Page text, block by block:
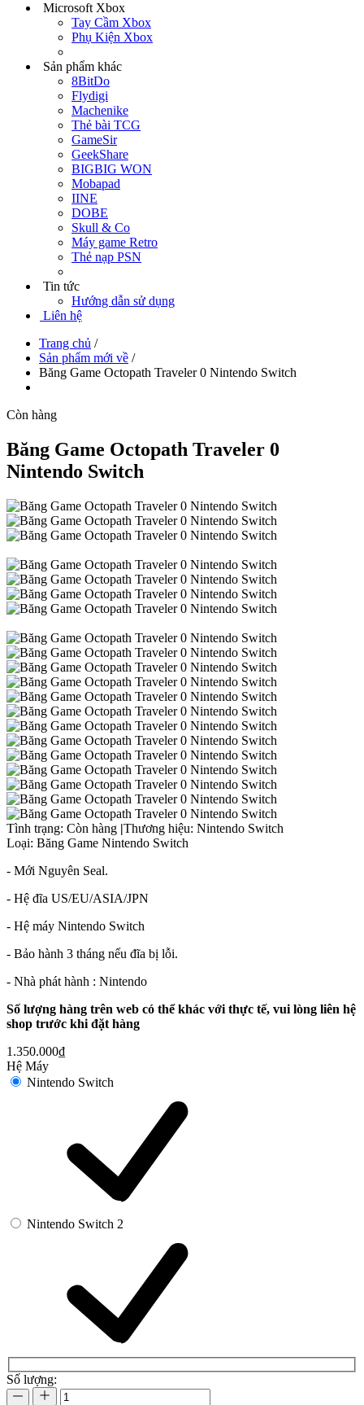
Microsoft Xbox
Tay Cầm Xbox
Phụ Kiện Xbox
Sản phẩm khác
8BitDo
Flydigi
Machenike
Thẻ bài TCG
GameSir
GeekShare
BIGBIG WON
Mobapad
IINE
DOBE
Skull & Co
Máy game Retro
Thẻ nạp PSN
Tin tức
Hướng dẫn sử dụng
Liên hệ
Trang chủ /
Sản phẩm mới về /
Băng Game Octopath Traveler 0 Nintendo Switch
Còn hàng
Băng Game Octopath Traveler 0
Nintendo Switch
Loại:Băng Game Nintendo Switch
- Hệ đĩa US/EU/ASIA/JPN
- Hệ máy Nintendo Switch
- Bảo hành 3 tháng nếu đĩa bị lỗi.
- Nhà phát hành : Nintendo
Số lượng hàng trên web có thể khác với thực tế, vui lòng liên hệ